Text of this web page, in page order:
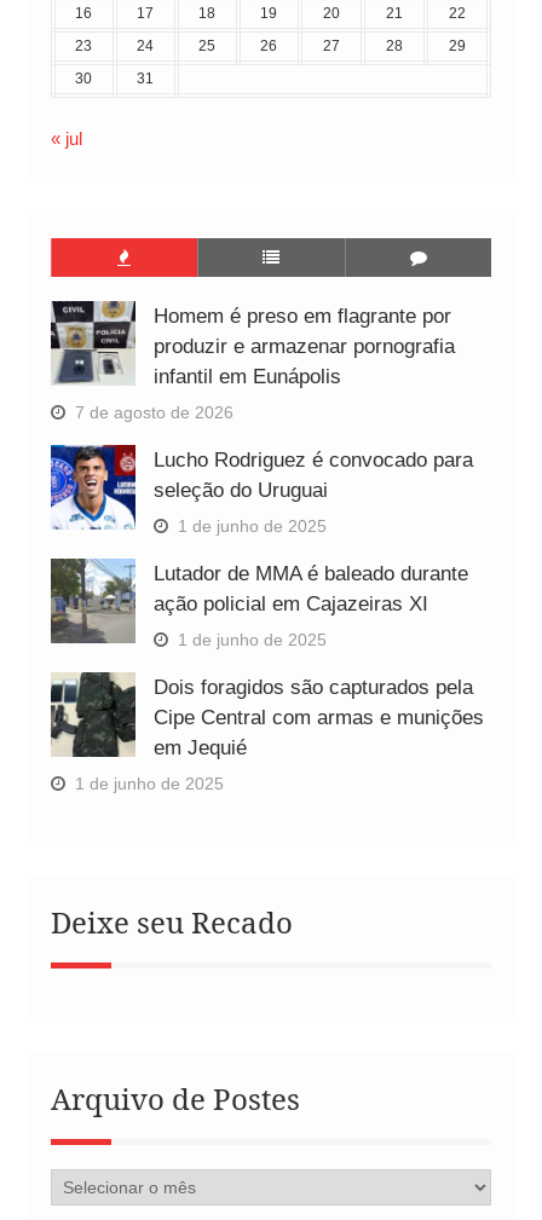
16
17 18 19 20 21
22
23
24 25 26 27 28
29
30
31
« jul
Homem é preso em flagrante por
produzir e armazenar pornografia
infantil em Eunápolis
7 de agosto de 2026
Lucho Rodriguez é convocado para
seleção do Uruguai
1 de junho de 2025
Lutador de MMA é baleado durante
ação policial em Cajazeiras XI
1 de junho de 2025
Dois foragidos são capturados pela
Cipe Central com armas e munições
em Jequié
1 de junho de 2025
Deixe seu Recado
Arquivo de Postes
Arquivo
de